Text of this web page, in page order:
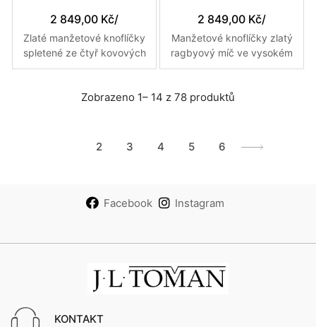
2 849,00 Kč/
Zlaté manžetové knoflíčky
spletené ze čtyř kovových
vláken do uzlíku
2 849,00 Kč/
Manžetové knoflíčky zlatý
ragbyový míč ve vysokém
lesku
Zobrazeno 1– 14 z 78 produktů
2 3 4 5 6
Facebook Instagram
KONTAKT